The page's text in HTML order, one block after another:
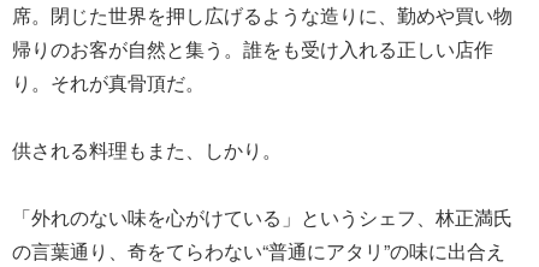
席。閉じた世界を押し広げるような造りに、勤めや買い物
帰りのお客が自然と集う。誰をも受け入れる正しい店作
り。それが真骨頂だ。
供される料理もまた、しかり。
「外れのない味を心がけている」というシェフ、林正満氏
の言葉通り、奇をてらわない“普通にアタリ”の味に出合え